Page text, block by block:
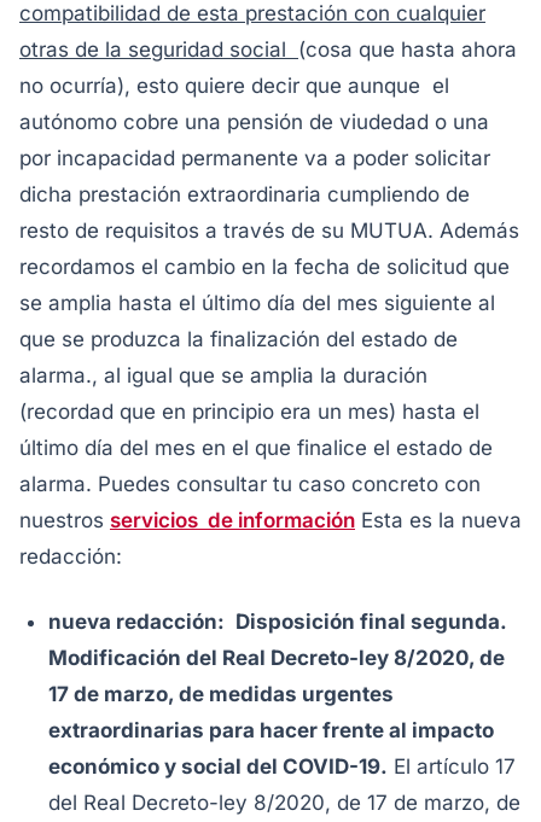
compatibilidad de esta prestación con cualquier
otras de la seguridad social (cosa que hasta ahora
no ocurría), esto quiere decir que aunque el
autónomo cobre una pensión de viudedad o una
por incapacidad permanente va a poder solicitar
dicha prestación extraordinaria cumpliendo de
resto de requisitos a través de su MUTUA. Además
recordamos el cambio en la fecha de solicitud que
se amplia hasta el último día del mes siguiente al
que se produzca la finalización del estado de
alarma., al igual que se amplia la duración
(recordad que en principio era un mes) hasta el
último día del mes en el que finalice el estado de
alarma. Puedes consultar tu caso concreto con
nuestros servicios de información Esta es la nueva
redacción:
nueva redacción: Disposición final segunda.
Modificación del Real Decreto-ley 8/2020, de
17 de marzo, de medidas urgentes
extraordinarias para hacer frente al impacto
económico y social del COVID-19. El artículo 17
del Real Decreto-ley 8/2020, de 17 de marzo, de